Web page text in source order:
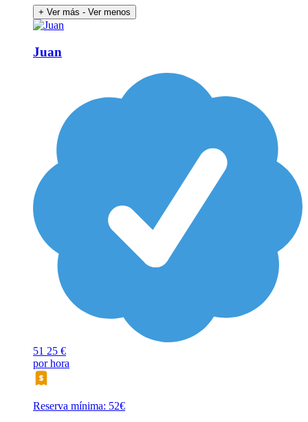
+ Ver más - Ver menos
Juan
51 25 €
por hora
Reserva mínima: 52€